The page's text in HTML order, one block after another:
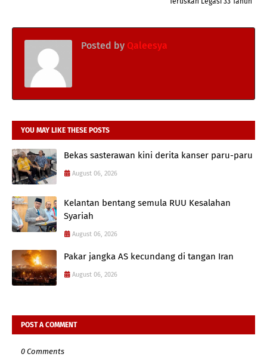
Posted by Qaleesya
YOU MAY LIKE THESE POSTS
Bekas sasterawan kini derita kanser paru-paru
August 06, 2026
Kelantan bentang semula RUU Kesalahan
Syariah
August 06, 2026
Pakar jangka AS kecundang di tangan Iran
August 06, 2026
POST A COMMENT
0 Comments